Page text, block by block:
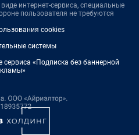
интернет-сервиса, специальные
пользователя не требуются
cookies
системы
сервиса «Подписка без баннерной